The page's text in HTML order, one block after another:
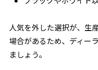
人気を外した選択が、生
場合があるため、ディー
ましょう。